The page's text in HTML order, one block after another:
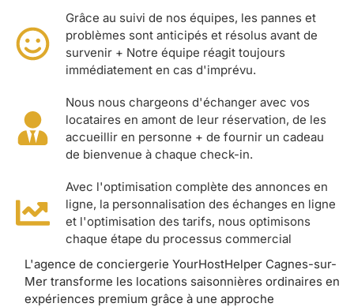
Grâce au suivi de nos équipes, les pannes et
problèmes sont anticipés et résolus avant de
survenir + Notre équipe réagit toujours
immédiatement en cas d'imprévu.
Nous nous chargeons d'échanger avec vos
locataires en amont de leur réservation, de les
accueillir en personne + de fournir un cadeau
de bienvenue à chaque check-in.
Avec l'optimisation complète des annonces en
ligne, la personnalisation des échanges en ligne
et l'optimisation des tarifs, nous optimisons
chaque étape du processus commercial
L'agence de conciergerie YourHostHelper Cagnes-sur-
Mer transforme les locations saisonnières ordinaires en
expériences premium grâce à une approche